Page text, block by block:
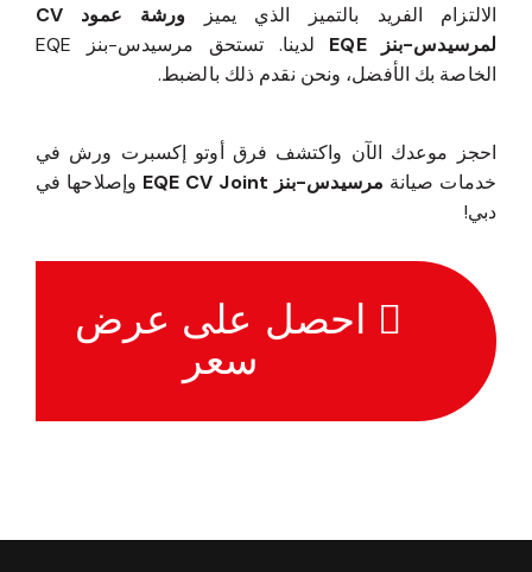
الالتزام الفريد بالتميز الذي يميز
ورشة عمود CV
لمرسيدس-بنز EQE
لدينا. تستحق مرسيدس-بنز EQE
الخاصة بك الأفضل، ونحن نقدم ذلك بالضبط.
احجز موعدك الآن واكتشف فرق أوتو إكسبرت ورش في
خدمات صيانة مرسيدس-بنز EQE CV Joint
وإصلاحها في
دبي!
احصل على عرض
سعر